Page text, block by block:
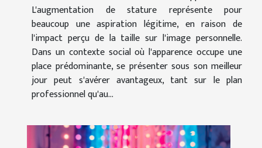
L'augmentation de stature représente pour
beaucoup une aspiration légitime, en raison de
l'impact perçu de la taille sur l'image personnelle.
Dans un contexte social où l'apparence occupe une
place prédominante, se présenter sous son meilleur
jour peut s'avérer avantageux, tant sur le plan
professionnel qu'au...